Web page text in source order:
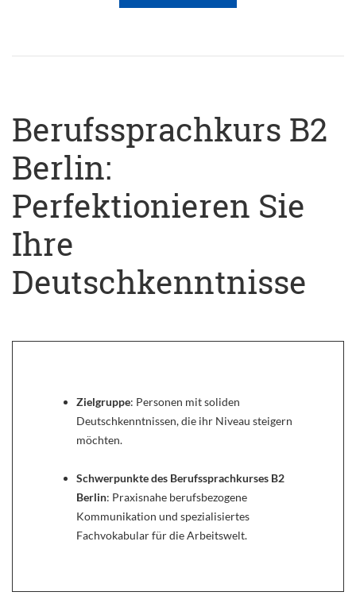
Berufssprachkurs B2
Berlin:
Perfektionieren Sie
Ihre
Deutschkenntnisse
Zielgruppe: Personen mit soliden
Deutschkenntnissen, die ihr Niveau steigern
möchten.
Schwerpunkte des Berufssprachkurses B2
Berlin: Praxisnahe berufsbezogene
Kommunikation und spezialisiertes
Fachvokabular für die Arbeitswelt.